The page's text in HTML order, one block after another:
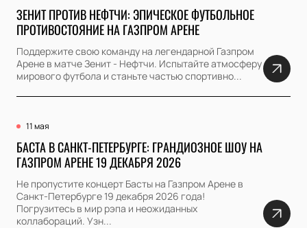
ЗЕНИТ ПРОТИВ НЕФТЧИ: ЭПИЧЕСКОЕ ФУТБОЛЬНОЕ
ПРОТИВОСТОЯНИЕ НА ГАЗПРОМ АРЕНЕ
Поддержите свою команду на легендарной Газпром
Арене в матче Зенит - Нефтчи. Испытайте атмосферу
мирового футбола и станьте частью спортивно...
11 мая
БАСТА В САНКТ-ПЕТЕРБУРГЕ: ГРАНДИОЗНОЕ ШОУ НА
ГАЗПРОМ АРЕНЕ 19 ДЕКАБРЯ 2026
Не пропустите концерт Басты на Газпром Арене в
Санкт-Петербурге 19 декабря 2026 года!
Погрузитесь в мир рэпа и неожиданных
коллабораций. Узн...